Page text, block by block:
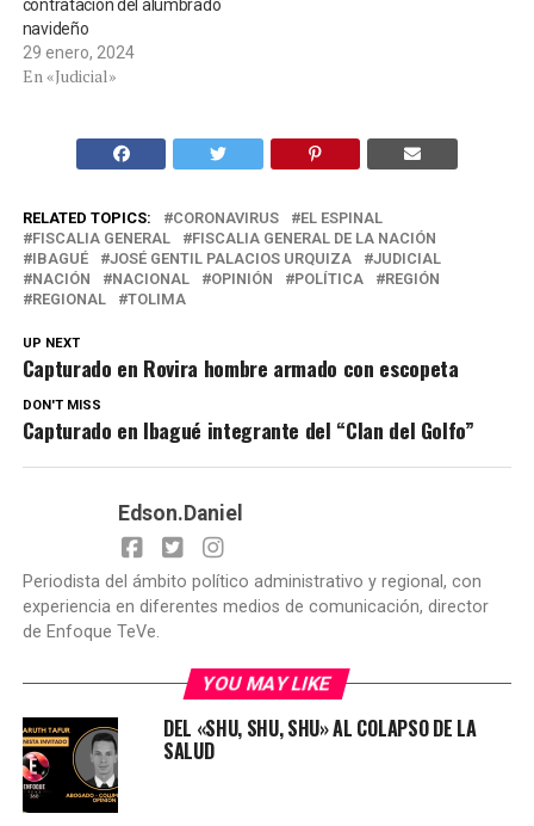
contratación del alumbrado
navideño
29 enero, 2024
En «Judicial»
RELATED TOPICS: CORONAVIRUS
EL ESPINAL
FISCALIA GENERAL
FISCALIA GENERAL DE LA NACIÓN
IBAGUÉ
JOSÉ GENTIL PALACIOS URQUIZA
JUDICIAL
NACIÓN
NACIONAL OPINIÓN POLÍTICA
REGIÓN
REGIONAL
TOLIMA
UP NEXT
Capturado en Rovira hombre armado con escopeta
DON'T MISS
Capturado en Ibagué integrante del “Clan del Golfo”
Edson.Daniel
Periodista del ámbito político administrativo y regional, con
experiencia en diferentes medios de comunicación, director
de Enfoque TeVe.
YOU MAY LIKE
DEL «SHU, SHU, SHU» AL COLAPSO DE LA
SALUD